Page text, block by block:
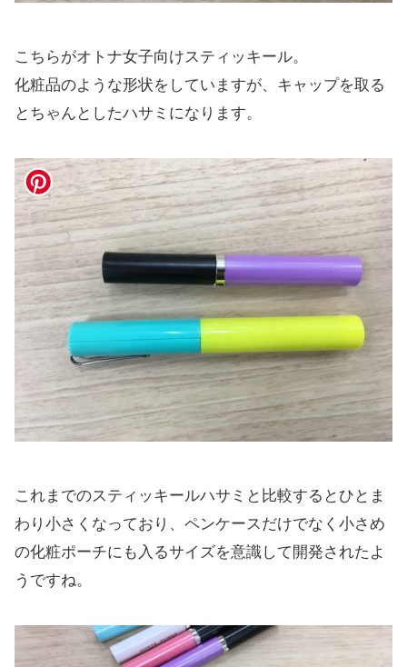
こちらがオトナ女子向けスティッキール。
化粧品のような形状をしていますが、キャップを取る
とちゃんとしたハサミになります。
これまでのスティッキールハサミと比較するとひとま
わり小さくなっており、ペンケースだけでなく小さめ
の化粧ポーチにも入るサイズを意識して開発されたよ
うですね。